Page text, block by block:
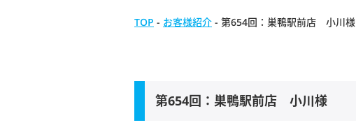
TOP - お客様紹介 - 第654回：巣鴨駅前店 小川様
第654回：巣鴨駅前店 小川様